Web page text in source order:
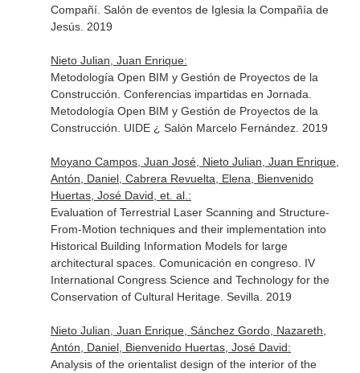
Compañí. Salón de eventos de Iglesia la Compañía de
Jesús. 2019
Nieto Julian, Juan Enrique:
Metodología Open BIM y Gestión de Proyectos de la
Construcción. Conferencias impartidas en Jornada.
Metodología Open BIM y Gestión de Proyectos de la
Construcción. UIDE ¿ Salón Marcelo Fernández. 2019
Moyano Campos, Juan José, Nieto Julian, Juan Enrique,
Antón, Daniel, Cabrera Revuelta, Elena, Bienvenido
Huertas, José David, et. al.:
Evaluation of Terrestrial Laser Scanning and Structure-
From-Motion techniques and their implementation into
Historical Building Information Models for large
architectural spaces. Comunicación en congreso. IV
International Congress Science and Technology for the
Conservation of Cultural Heritage. Sevilla. 2019
Nieto Julian, Juan Enrique, Sánchez Gordo, Nazareth,
Antón, Daniel, Bienvenido Huertas, José David:
Analysis of the orientalist design of the interior of the